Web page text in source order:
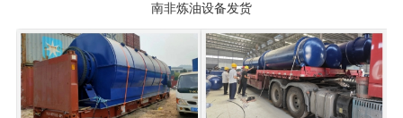
南非炼油设备发货